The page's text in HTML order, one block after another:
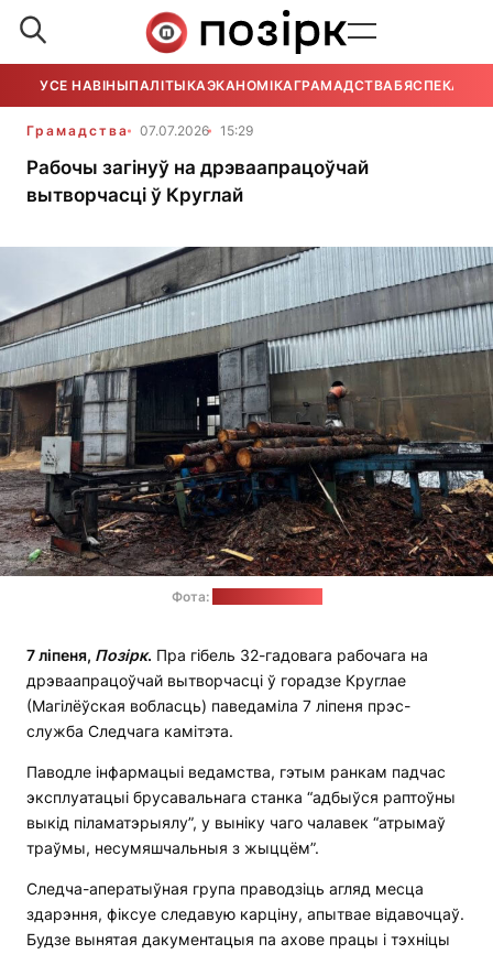
УСЕ НАВІНЫПАЛІТЫКАЭКАНОМІКАГРАМАДСТВАБЯСПЕКА
Грамадства 07.07.2026 15:29
Рабочы загінуў на дрэваапрацоўчай
вытворчасці ў Круглай
Фота:
7 ліпеня, Позірк. Пра гібель 32-гадовага рабочага на
дрэваапрацоўчай вытворчасці ў горадзе Круглае
(Магілёўская вобласць) паведаміла 7 ліпеня прэс-
служба Следчага камітэта.
Паводле інфармацыі ведамства, гэтым ранкам падчас
эксплуатацыі брусавальнага станка “адбыўся раптоўны
выкід піламатэрыялу”, у выніку чаго чалавек “атрымаў
траўмы, несумяшчальныя з жыццём”.
Следча-аператыўная група праводзіць агляд месца
здарэння, фіксуе следавую карціну, апытвае відавочцаў.
Будзе вынятая дакументацыя па ахове працы і тэхніцы